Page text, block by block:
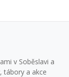
v Soběslavi a
tábory a akce